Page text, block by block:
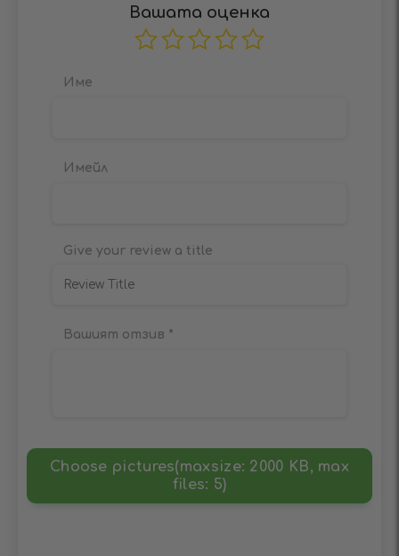
Give your review a title
Вашата оценка
Вашият отзив *
Choose pictures(maxsize: 2000 KB, max
files: 5)
Име
Имейл